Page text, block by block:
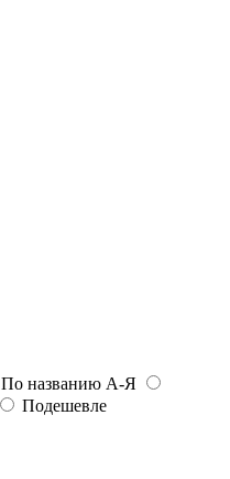
По названию А-Я
Подешевле